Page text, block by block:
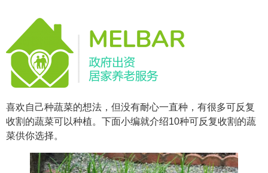
喜欢自己种蔬菜的想法，但没有耐心一直种，有很多可反复
收割的蔬菜可以种植。下面小编就介绍10种可反复收割的蔬
菜供你选择。